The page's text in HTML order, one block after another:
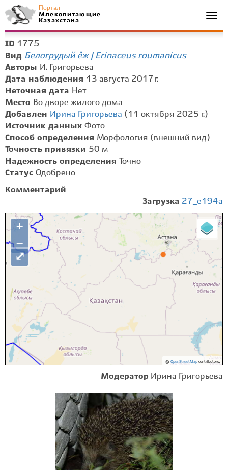
Портал
Млекопитающие
Казахстана
ID 1775
Вид Белогрудый ёж | Erinaceus roumanicus
Авторы И. Григорьева
Дата наблюдения 13 августа 2017 г.
Неточная дата Нет
Место Во дворе жилого дома
Добавлен Ирина Григорьева (11 октября 2025 г.)
Источник данных Фото
Способ определения Морфология (внешний вид)
Точность привязки 50 м
Надежность определения
Точно
Статус Одобрено
Комментарий
Загрузка 27_e194a
+
−
© OpenStreetMapcontributors.
⤢
Модератор Ирина Григорьева